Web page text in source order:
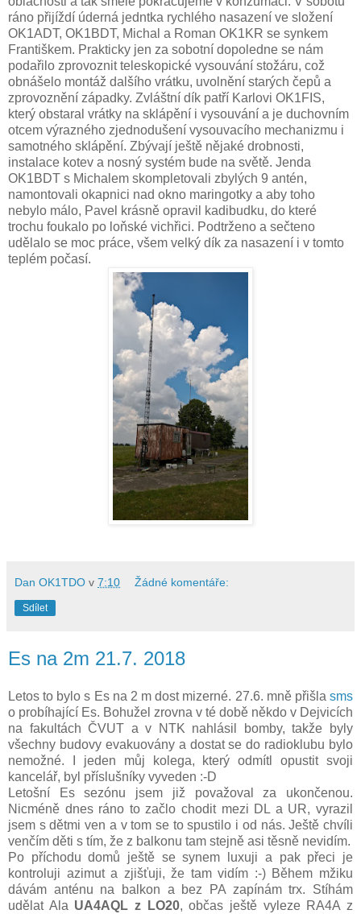
ráno přijíždí úderná jedntka rychlého nasazení ve složení
OK1ADT, OK1BDT, Michal a Roman OK1KR se synkem
Františkem. Prakticky jen za sobotní dopoledne se nám
podařilo zprovoznit teleskopické vysouvání stožáru, což
obnášelo montáž dalšího vrátku, uvolnění starých čepů a
zprovoznění západky. Zvláštní dík patří Karlovi OK1FIS,
který obstaral vrátky na sklápění i vysouvání a je duchovním
otcem výrazného zjednodušení vysouvacího mechanizmu i
samotného sklápění. Zbývají ještě nějaké drobnosti,
instalace kotev a nosný systém bude na světě. Jenda
OK1BDT s Michalem skompletovali zbylých 9 antén,
namontovali okapnici nad okno maringotky a aby toho
nebylo málo, Pavel krásně opravil kadibudku, do které
trochu foukalo po loňské vichřici. Podtrženo a sečteno
udělalo se moc práce, všem velký dík za nasazení i v tomto
teplém počasí.
Dan OK1TDO v 7:10 Žádné komentáře:
Sdílet
Es na 2m 21.7. 2018
Letos to bylo s Es na 2 m dost mizerné. 27.6. mně přišla sms
o probíhající Es. Bohužel zrovna v té době někdo v Dejvicích
na fakultách ČVUT a v NTK nahlásil bomby, takže byly
všechny budovy evakuovány a dostat se do radioklubu bylo
nemožné. I jeden můj kolega, který odmítl opustit svoji
kancelář, byl příslušníky vyveden :-D
Letošní Es sezónu jsem již považoval za ukončenou.
Nicméně dnes ráno to začlo chodit mezi DL a UR, vyrazil
jsem s dětmi ven a v tom se to spustilo i od nás. Ještě chvíli
venčím děti s tím, že z balkonu tam stejně asi těsně nevidím.
Po příchodu domů ještě se synem luxuji a pak přeci je
kontroluji azimut a zjišťuji, že tam vidím :-) Během mžiku
dávám anténu na balkon a bez PA zapínám trx. Stíhám
udělat Ala UA4AQL z LO20, občas ještě vyleze RA4A z